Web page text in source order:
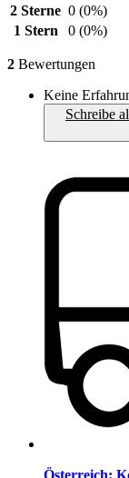
2 Sterne 0 (0%)
1 Stern
0 (0%)
2 Bewertungen
Keine
Schreibe
Österreich: